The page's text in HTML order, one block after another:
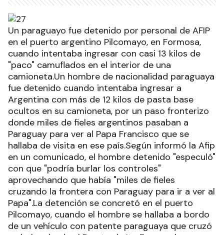
Un paraguayo fue detenido por personal de AFIP
en el puerto argentino Pilcomayo, en Formosa,
cuando intentaba ingresar con casi 13 kilos de
"paco" camuflados en el interior de una
camioneta.Un hombre de nacionalidad paraguaya
fue detenido cuando intentaba ingresar a
Argentina con más de 12 kilos de pasta base
ocultos en su camioneta, por un paso fronterizo
donde miles de fieles argentinos pasaban a
Paraguay para ver al Papa Francisco que se
hallaba de visita en ese país.Según informó la Afip
en un comunicado, el hombre detenido "especuló"
con que "podría burlar los controles"
aprovechando que había "miles de fieles
cruzando la frontera con Paraguay para ir a ver al
Papa".La detención se concretó en el puerto
Pilcomayo, cuando el hombre se hallaba a bordo
de un vehículo con patente paraguaya que cruzó